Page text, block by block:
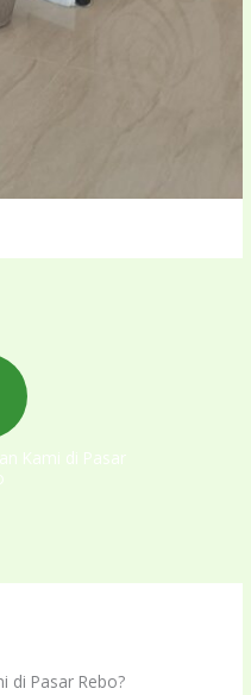
Kami di Pasar
di Pasar Rebo?